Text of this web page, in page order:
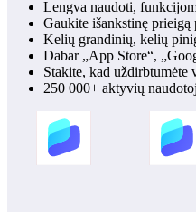
Lengva naudoti,
Gaukite išankstinę
Kelių grandinių, kelių
Dabar „App Store“,
Stakite, kad uždirbtumėte
250 000+ aktyvių